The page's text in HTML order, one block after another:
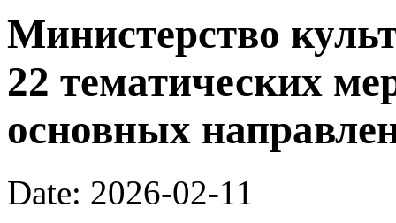
Министерство
22 тематических
основных
Date: 2026-02-11